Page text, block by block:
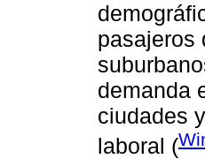
pasajeros
demanda
ciudades
laboral (